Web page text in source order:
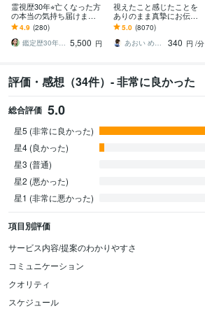
霊視歴30年⭐︎亡くなった方
の本当の気持ち届けます
天国にいる故人と通じ合
い、癒しと前進のサポー
トをします♡
4.9 (280)
鑑定歴30年超の灯真莉（とまり） 5,500 円
視えたこと感じたことを
ありのまま真摯にお伝え
します 現実とスピリチュ
アルを繋ぐ鑑定であなた
の心に寄り添います
5.0 (8070)
あおい めぐみ✴︎魂の声伝達屋さん
340 円 /分
評価・感想（34件）- 非常に良かった
総合評価 5.0
星5 (非常に良かった)
星4 (良かった)
星3 (普通)
星2 (悪かった)
星1 (非常に悪かった)
項目別評価
サービス内容/提案のわかりやすさ
コミュニケーション
クオリティ
スケジュール